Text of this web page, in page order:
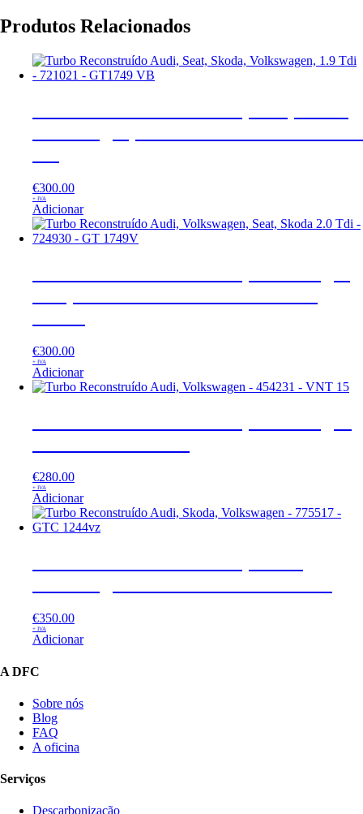
Produtos Relacionados
€300.00
+ IVA
Adicionar
€300.00
+ IVA
Adicionar
€280.00
+ IVA
Adicionar
€350.00
+ IVA
Adicionar
A DFC
Sobre nós
Blog
FAQ
A oficina
Serviços
Descarbonização